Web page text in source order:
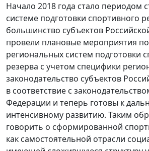
Начало 2018 года стало периодом
системе подготовки спортивного
большинство субъектов
провели плановые мероприятия
региональных систем подготовки
резерва с учетом специфики
законодательство субъектов
в соответствие с
Федерации и теперь готовы к
интенсивному развитию. Таким
говорить о сформированной
как самостоятельной отрасли